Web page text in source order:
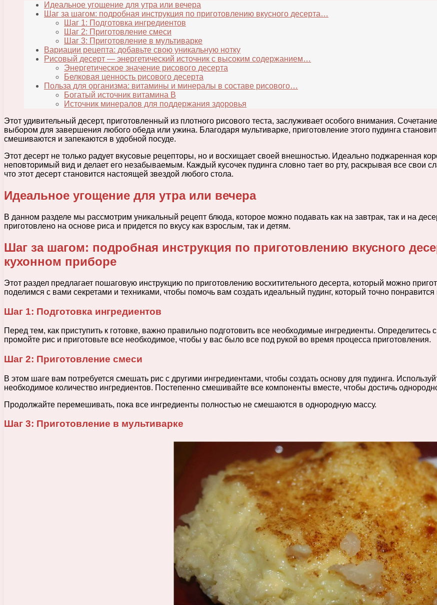
Идеальное угощение для утра или вечера
Шаг за шагом: подробная инструкция по приготовлению вкусного десерта…
Шаг 1: Подготовка ингредиентов
Шаг 2: Приготовление смеси
Шаг 3: Приготовление в мультиварке
Вариации рецепта: добавьте свою уникальную нотку
Рисовый десерт — энергетический источник с высоким содержанием…
Энергетическое значение рисового десерта
Белковая ценность рисового десерта
Польза для организма: витамины и минералы в составе рисового…
Богатый источник витамина В
Источник минералов для поддержания здоровья
Этот удивительный десерт, приготовленный из плотного рисового теста, заслуживает особого внимания.
выбором для завершения любого обеда или ужина. Благодаря мультиварке, приготовление этого пудинга
смешиваются и запекаются в удобной посуде.
Этот десерт не только радует вкусовые рецепторы, но и восхищает своей внешностью. Идеально поджаренная
неповторимый вид и делает его незабываемым. Каждый кусочек пудинга словно тает во рту, раскрывая все свои
что этот десерт становится настоящей звездой любого стола.
Идеальное угощение для утра или вечера
В данном разделе мы рассмотрим уникальный рецепт блюда, которое можно подавать как на завтрак, так и на
приготовлено на основе риса и придется по вкусу как взрослым, так и детям.
Шаг за шагом: подробная инструкция по приготовлению вкусного
кухонном приборе
Этот раздел предлагает пошаговую инструкцию по приготовлению восхитительного десерта, который можно
поделимся с вами секретами и техниками, чтобы помочь вам создать идеальный пудинг, который точно
Шаг 1: Подготовка ингредиентов
Перед тем, как приступить к готовке, важно правильно подготовить все необходимые ингредиенты.
промойте рис и приготовьте все необходимое, чтобы у вас было все под рукой во время процесса приготовления.
Шаг 2: Приготовление смеси
В этом шаге вам потребуется смешать рис с другими ингредиентами, чтобы создать основу для пудинга.
необходимое количество ингредиентов. Постепенно смешивайте все компоненты вместе, чтобы достичь
Продолжайте перемешивать, пока все ингредиенты полностью не смешаются в однородную массу.
Шаг 3: Приготовление в мультиварке